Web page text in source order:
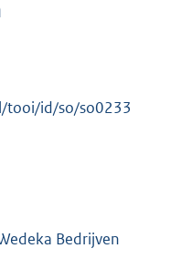
tooi/id/so/so0233
Bedrijven